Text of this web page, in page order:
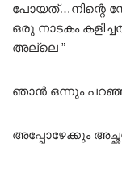
പോയത്…നിന്റെ
ഒരു നാടകം
അല്ലെ ”
ഞാൻ ഒന്നും
അപ്പോഴേക്കും